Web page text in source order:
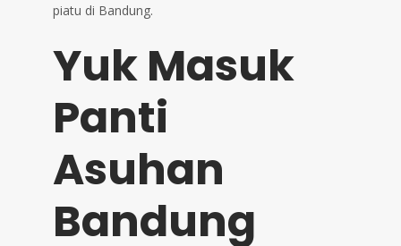
piatu di Bandung.
Yuk Masuk
Panti
Asuhan
Bandung